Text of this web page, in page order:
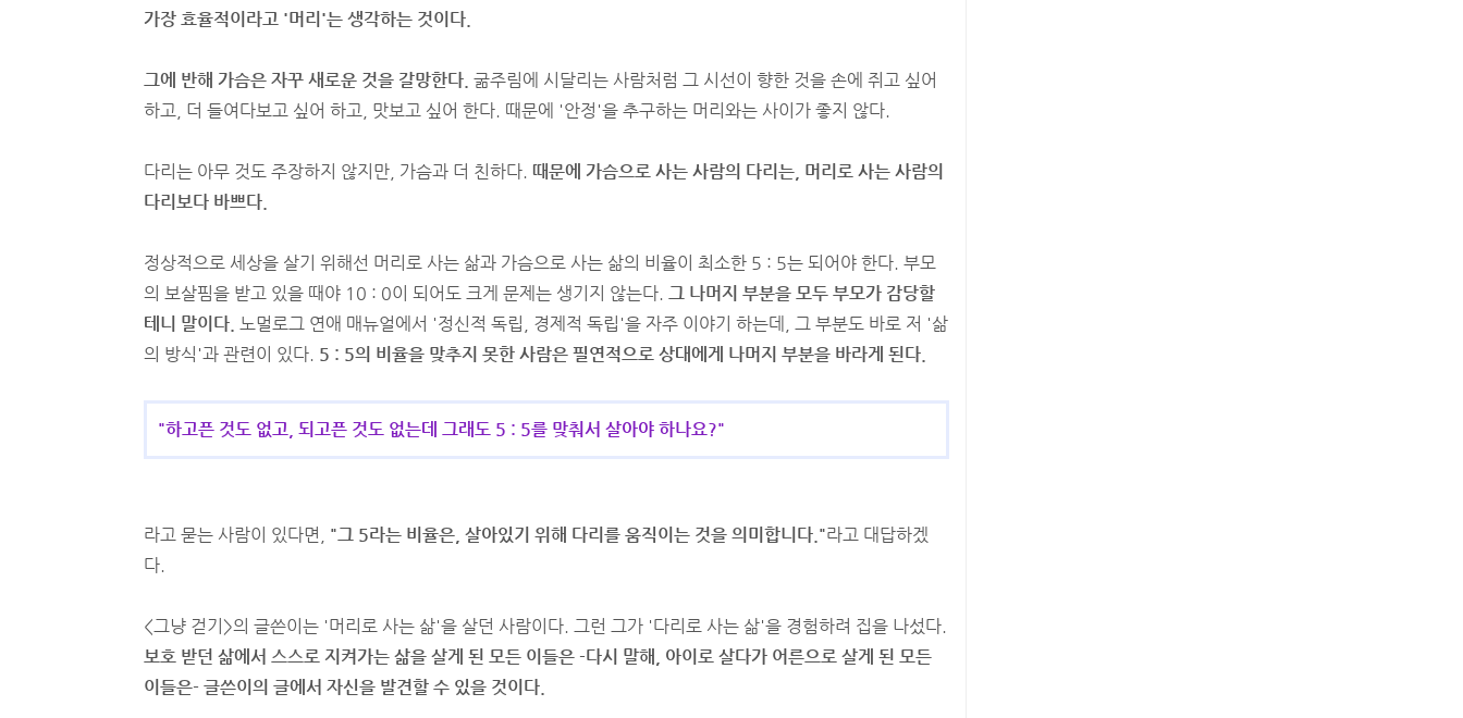
가장 효율적이라고 '머리'는 생각하는 것이다.
그에 반해 가슴은 자꾸 새로운 것을 갈망한다. 굶주림에 시달리는 사람처럼 그 시선이 향한 것을 손에 쥐고 싶어
하고, 더 들여다보고 싶어 하고, 맛보고 싶어 한다. 때문에 '안정'을 추구하는 머리와는 사이가 좋지 않다.
다리는 아무 것도 주장하지 않지만, 가슴과 더 친하다. 때문에 가슴으로 사는 사람의 다리는, 머리로 사는 사람의
다리보다 바쁘다.
정상적으로 세상을 살기 위해선 머리로 사는 삶과 가슴으로 사는 삶의 비율이 최소한 5 : 5는 되어야 한다. 부모
의 보살핌을 받고 있을 때야 10 : 0이 되어도 크게 문제는 생기지 않는다. 그 나머지 부분을 모두 부모가 감당할
테니 말이다. 노멀로그 연애 매뉴얼에서 '정신적 독립, 경제적 독립'을 자주 이야기 하는데, 그 부분도 바로 저 '삶
의 방식'과 관련이 있다. 5 : 5의 비율을 맞추지 못한 사람은 필연적으로 상대에게 나머지 부분을 바라게 된다.
"하고픈 것도 없고, 되고픈 것도 없는데 그래도 5 : 5를 맞춰서 살아야 하나요?"
라고 묻는 사람이 있다면, "그 5라는 비율은, 살아있기 위해 다리를 움직이는 것을 의미합니다."라고 대답하겠
다.
<그냥 걷기>의 글쓴이는 '머리로 사는 삶'을 살던 사람이다. 그런 그가 '다리로 사는 삶'을 경험하려 집을 나섰다.
보호 받던 삶에서 스스로 지켜가는 삶을 살게 된 모든 이들은 -다시 말해, 아이로 살다가 어른으로 살게 된 모든
이들은- 글쓴이의 글에서 자신을 발견할 수 있을 것이다.